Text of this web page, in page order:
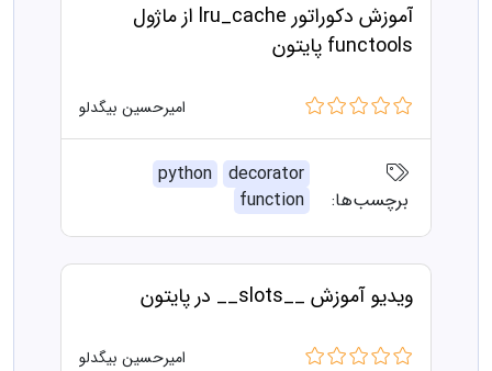
آموزش دکوراتور lru_cache از ماژول
functools پایتون
امیرحسین بیگدلو
برچسب‌ها:
python
decorator
function
ویدیو آموزش __slots__ در پایتون
امیرحسین بیگدلو